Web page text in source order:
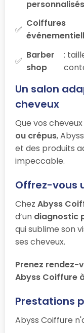
personnalisés
Coiffures
Barber
shop
:
Un salon
cheveux
Que vos
ou crépus,
et des produits
impeccable.
Offrez-vous
Chez Abyss
d’un diagnostic
qui sublime son
ses cheveux.
Prenez rendez-
Abyss Coiffure
Prestations
Abyss Coiffure